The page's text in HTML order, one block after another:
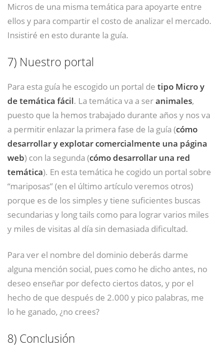
Micros de una misma temática para apoyarte entre
ellos y para compartir el costo de analizar el mercado.
Insistiré en esto durante la guía.
7) Nuestro portal
Para esta guía he escogido un portal de tipo Micro y
de temática fácil. La temática va a seranimales,
puesto que la hemos trabajado durante años y nos va
a permitir enlazar la primera fase de la guía (cómo
desarrollar y explotar comercialmente una página
web) con la segunda (cómo desarrollar una red
temática). En esta temática he cogido un portal sobre
“mariposas” (en el último artículo veremos otros)
porque es de los simples y tiene suficientes buscas
secundarias y long tails como para lograr varios miles
y miles de visitas al día sin demasiada dificultad.
Para ver el nombre del dominio deberás darme
alguna mención social, pues como he dicho antes, no
deseo enseñar por defecto ciertos datos, y por el
hecho de que después de 2.000 y pico palabras, me
lo he ganado, ¿no crees?
8) Conclusión